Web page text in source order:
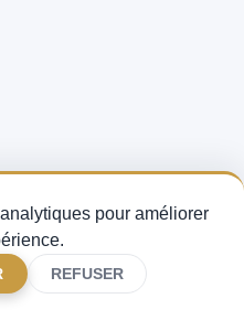
pour améliorer
REFUSER